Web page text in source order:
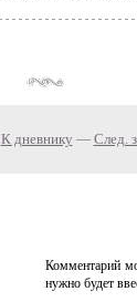
К дневнику — След.
Комментарий
нужно будет